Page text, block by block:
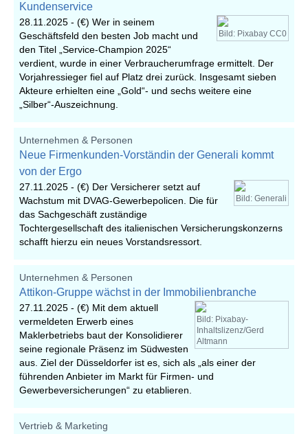
Kundenservice
Bild: Pixabay CC0
28.11.2025 - (€) Wer in seinem
Geschäftsfeld den besten Job macht und
den Titel „Service-Champion 2025“
verdient, wurde in einer Verbraucherumfrage ermittelt. Der
Vorjahressieger fiel auf Platz drei zurück. Insgesamt sieben
Akteure erhielten eine „Gold“- und sechs weitere eine
„Silber“-Auszeichnung.
Unternehmen & Personen
Neue Firmenkunden-Vorständin der Generali kommt
von der Ergo
Bild: Generali
27.11.2025 - (€) Der Versicherer setzt auf
Wachstum mit DVAG-Gewerbepolicen. Die für
das Sachgeschäft zuständige
Tochtergesellschaft des italienischen Versicherungskonzerns
schafft hierzu ein neues Vorstandsressort.
Unternehmen & Personen
Attikon-Gruppe wächst in der Immobilienbranche
Bild: Pixabay-
Inhaltslizenz/Gerd
Altmann
27.11.2025 - (€) Mit dem aktuell
vermeldeten Erwerb eines
Maklerbetriebs baut der Konsolidierer
seine regionale Präsenz im Südwesten
aus. Ziel der Düsseldorfer ist es, sich als „als einer der
führenden Anbieter im Markt für Firmen- und
Gewerbeversicherungen“ zu etablieren.
Vertrieb & Marketing